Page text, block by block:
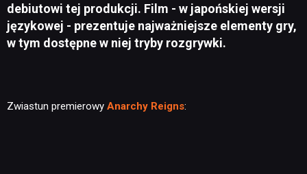
debiutowi tej produkcji. Film - w japońskiej wersji
językowej - prezentuje najważniejsze elementy gry,
w tym dostępne w niej tryby rozgrywki.
Zwiastun premierowy Anarchy Reigns: